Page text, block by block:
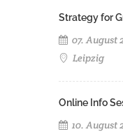
Strategy for
07. August
Leipzig
Online Info
10. August